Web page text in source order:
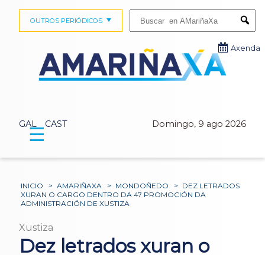
GAL CAST Domingo, 9 ago 2026
OUTROS PERIÓDICOS
Axenda
☰
INICIO > AMARIÑAXA > MONDOÑEDO > DEZ LETRADOS
XURAN O CARGO DENTRO DA 47 PROMOCIÓN DA
ADMINISTRACIÓN DE XUSTIZA
Xustiza
Dez letrados xuran o